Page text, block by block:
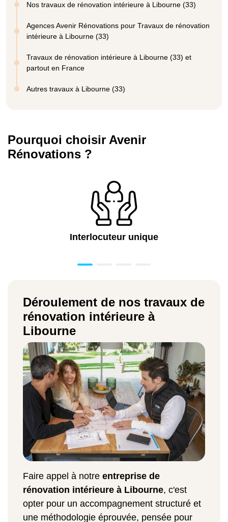
Nos travaux de rénovation intérieure à Libourne (33)
Agences Avenir Rénovations pour Travaux de rénovation
intérieure à Libourne (33)
Travaux de rénovation intérieure à Libourne (33) et
partout en France
Autres travaux à Libourne (33)
Pourquoi choisir Avenir
Rénovations ?
Interlocuteur unique
Déroulement de nos travaux de
rénovation intérieure à
Libourne
Faire appel à notre entreprise de
rénovation intérieure à Libourne, c'est
opter pour un accompagnement structuré et
une méthodologie éprouvée, pensée pour